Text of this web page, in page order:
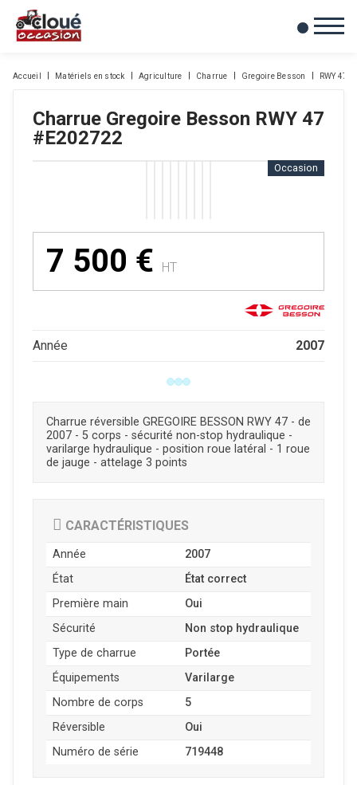
Mes favoris
0
Accueil Matériels en stock Agriculture Charrue Gregoire Besson RWY 47
Charrue Gregoire Besson RWY 47
#E202722
Occasion
Charrue réversible GREGOIRE BESSON RWY 47 - de
2007 - 5 corps - sécurité non-stop hydraulique -
varilarge hydraulique - position roue latéral - 1 roue
de jauge - attelage 3 points
CARACTÉRISTIQUES
Année
2007
État
État correct
Première main
Oui
Sécurité
Non stop hydraulique
Type de charrue
Portée
Équipements
Varilarge
Nombre de corps
5
Réversible
Oui
Numéro de série
719448
7 500 € HT
Année 2007